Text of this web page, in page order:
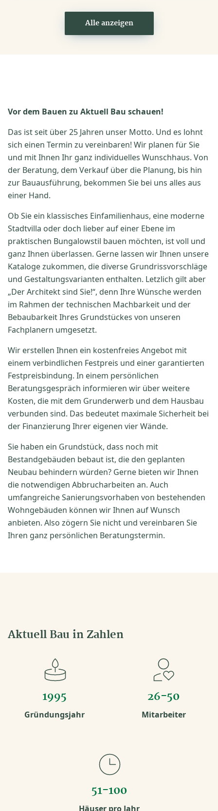
Alle anzeigen
Vor dem Bauen zu Aktuell Bau schauen!
Das ist seit über 25 Jahren unser Motto. Und es lohnt
sich einen Termin zu vereinbaren! Wir planen für Sie
und mit Ihnen Ihr ganz individuelles Wunschhaus. Von
der Beratung, dem Verkauf über die Planung, bis hin
zur Bauausführung, bekommen Sie bei uns alles aus
einer Hand.
Ob Sie ein klassisches Einfamilienhaus, eine moderne
Stadtvilla oder doch lieber auf einer Ebene im
praktischen Bungalowstil bauen möchten, ist voll und
ganz Ihnen überlassen. Gerne lassen wir Ihnen unsere
Kataloge zukommen, die diverse Grundrissvorschläge
und Gestaltungsvarianten enthalten. Letzlich gilt aber
„Der Architekt sind Sie!“, denn Ihre Wünsche werden
im Rahmen der technischen Machbarkeit und der
Bebaubarkeit Ihres Grundstückes von unseren
Fachplanern umgesetzt.
Wir erstellen Ihnen ein kostenfreies Angebot mit
einem verbindlichen Festpreis und einer garantierten
Festpreisbindung. In einem persönlichen
Beratungsgespräch informieren wir über weitere
Kosten, die mit dem Grunderwerb und dem Hausbau
verbunden sind. Das bedeutet maximale Sicherheit bei
der Finanzierung Ihrer eigenen vier Wände.
Sie haben ein Grundstück, dass noch mit
Bestandgebäuden bebaut ist, die den geplanten
Neubau behindern würden? Gerne bieten wir Ihnen
die notwendigen Abbrucharbeiten an. Auch
umfangreiche Sanierungsvorhaben von bestehenden
Wohngebäuden können wir Ihnen auf Wunsch
anbieten. Also zögern Sie nicht und vereinbaren Sie
Ihren ganz persönlichen Beratungstermin.
Aktuell Bau in Zahlen
1995
Gründungsjahr
26-50
Mitarbeiter
51-100
Häuser pro Jahr